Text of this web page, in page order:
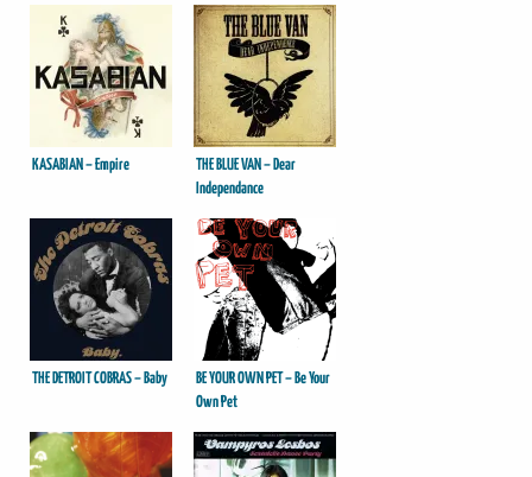
KASABIAN – Empire
THE BLUE VAN – Dear
Independance
THE DETROIT COBRAS – Baby
BE YOUR OWN PET – Be Your
Own Pet